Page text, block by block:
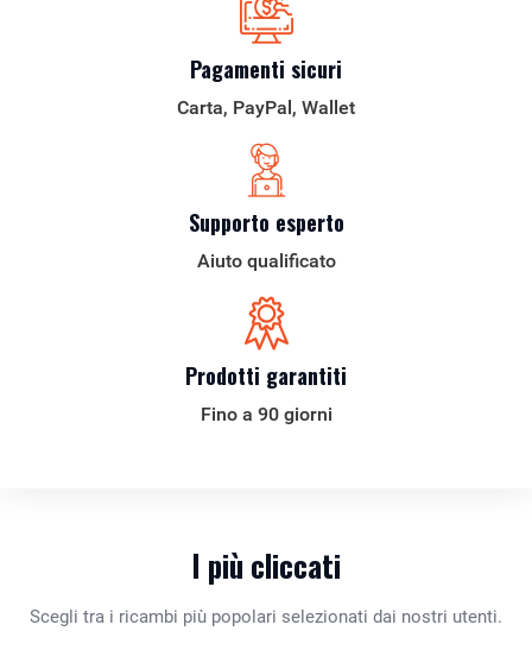
Pagamenti sicuri
Carta, PayPal, Wallet
Supporto esperto
Aiuto qualificato
Prodotti garantiti
Fino a 90 giorni
I più cliccati
Scegli tra i ricambi più popolari selezionati dai nostri utenti.